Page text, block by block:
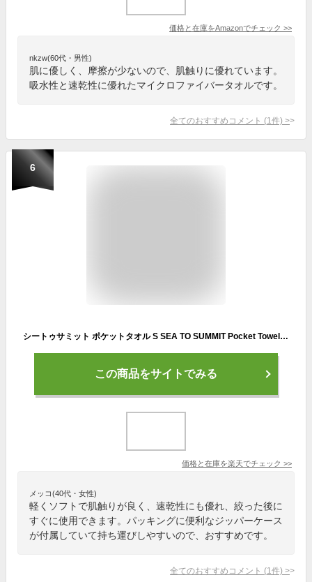
価格と在庫をAmazonでチェック >>
nkzw(60代・男性)
肌に優しく、摩擦が少ないので、肌触りに優れています。
吸水性と速乾性に優れたマイクロファイバータオルです。
全てのおすすめコメント (1 件) >
6
シートゥサミット ポケットタオル S SEA TO SUMMIT Pocket Towel S タオル 速乾 吸収 コンパクト キャンプ アウトドア フェス 【正規品】
この商品をサイトでみる
価格と在庫を楽天でチェック >>
メッコ(40代・女性)
軽くソフトで肌触りが良く、速乾性にも優れ、絞った後に
すぐに使用できます。パッキングに便利なジッパーケース
が付属していて持ち運びしやすいので、おすすめです。
全てのおすすめコメント (1 件) >